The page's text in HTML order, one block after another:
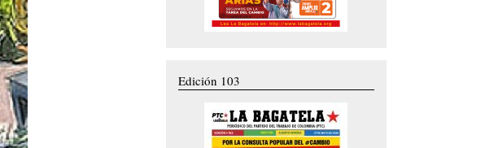
Edición 103